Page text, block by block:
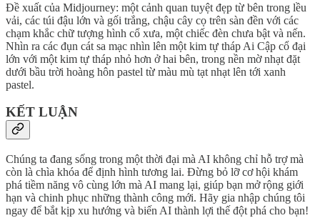
Đề xuất của Midjourney: một cảnh quan tuyệt đẹp từ bên trong lều
vải, các túi đậu lớn và gối trắng, chậu cây cọ trên sàn đền với các
chạm khắc chữ tượng hình cổ xưa, một chiếc đèn chưa bật và nến.
Nhìn ra các đụn cát sa mạc nhìn lên một kim tự tháp Ai Cập cổ đại
lớn với một kim tự tháp nhỏ hơn ở hai bên, trong nền mờ nhạt đặt
dưới bầu trời hoàng hôn pastel từ màu mù tạt nhạt lên tới xanh
pastel.
KẾT LUẬN
Chúng ta đang sống trong một thời đại mà AI không chỉ hỗ trợ mà
còn là chìa khóa để định hình tương lai. Đừng bỏ lỡ cơ hội khám
phá tiềm năng vô cùng lớn mà AI mang lại, giúp bạn mở rộng giới
hạn và chinh phục những thành công mới. Hãy gia nhập chúng tôi
ngay để bắt kịp xu hướng và biến AI thành lợi thế đột phá cho bạn!